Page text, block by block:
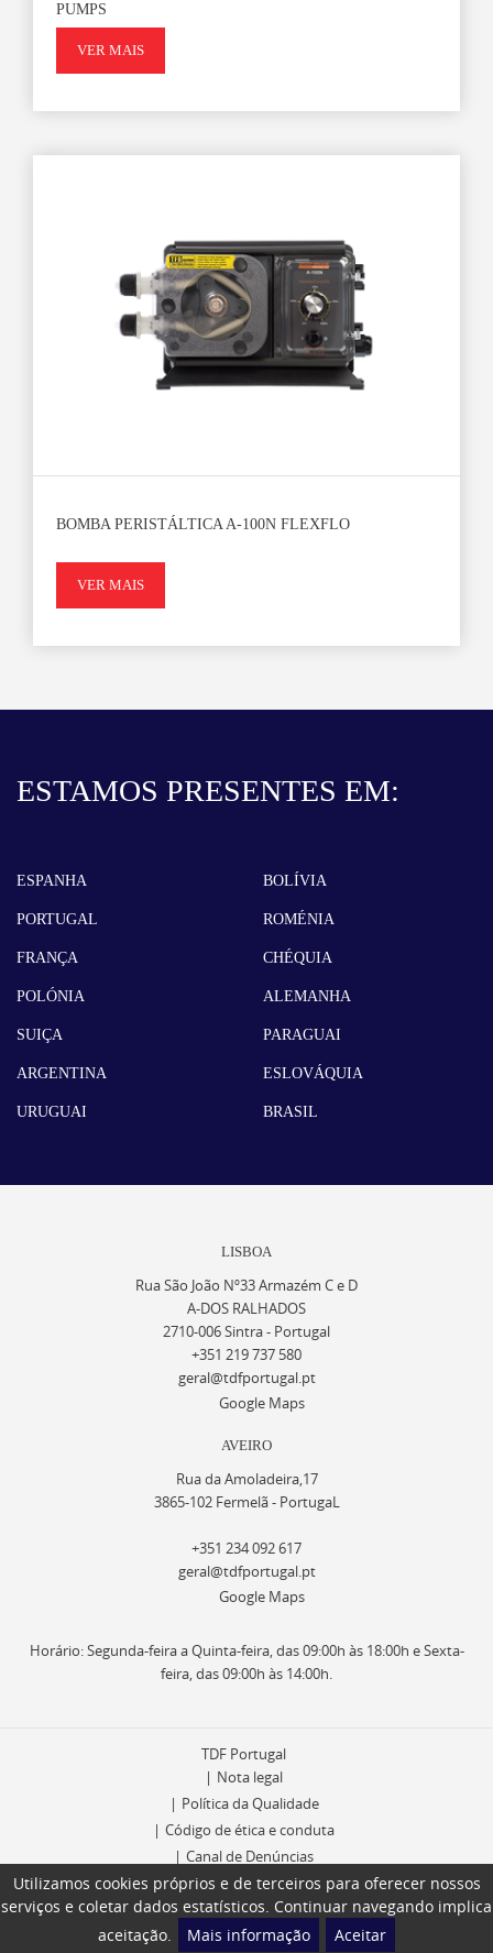
Utilizamos cookies próprios e de terceiros para oferecer nossos
serviços e coletar dados estatísticos. Continuar navegando implica
aceitação.
Mais informação Aceitar
PUMPS
VER MAIS
BOMBA PERISTÁLTICA A-100N FLEXFLO
VER MAIS
ESTAMOS PRESENTES EM:
ESPANHA
PORTUGAL
FRANÇA
POLÓNIA
SUIÇA
ARGENTINA
URUGUAI
BOLÍVIA
ROMÉNIA
CHÉQUIA
ALEMANHA
PARAGUAI
ESLOVÁQUIA
BRASIL
LISBOA
Rua São João Nº33 Armazém C e D
A-DOS RALHADOS
2710-006 Sintra - Portugal
+351 219 737 580
geral@tdfportugal.pt
Google Maps
AVEIRO
Rua da Amoladeira,17
3865-102 Fermelã - PortugaL
+351 234 092 617
geral@tdfportugal.pt
Google Maps
Horário: Segunda-feira a Quinta-feira, das 09:00h às 18:00h e Sexta-
feira, das 09:00h às 14:00h.
TDF Portugal
Nota legal
Política da Qualidade
Código de ética e conduta
Canal de Denúncias
Livro de Reclamações